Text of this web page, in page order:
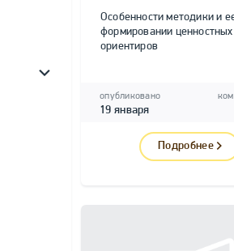
Особенности методики и
формировании ценностных
ориентиров
опубликовано
19 января
Подробнее